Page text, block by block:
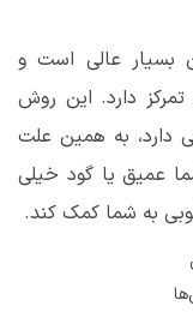
بسیار عالی است و
دارد. این روش
دارد، به همین علت
عمیق یا گود خیلی
به شما کمک کند.